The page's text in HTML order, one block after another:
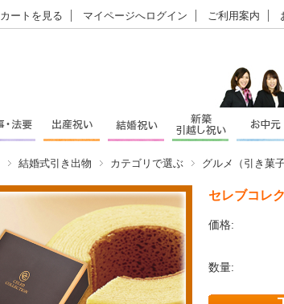
カートを見る マイページへログイン ご利用案内
結婚式引き出物 カテゴリで選ぶ グルメ（引き菓
セレブコレ
価格:
数量: